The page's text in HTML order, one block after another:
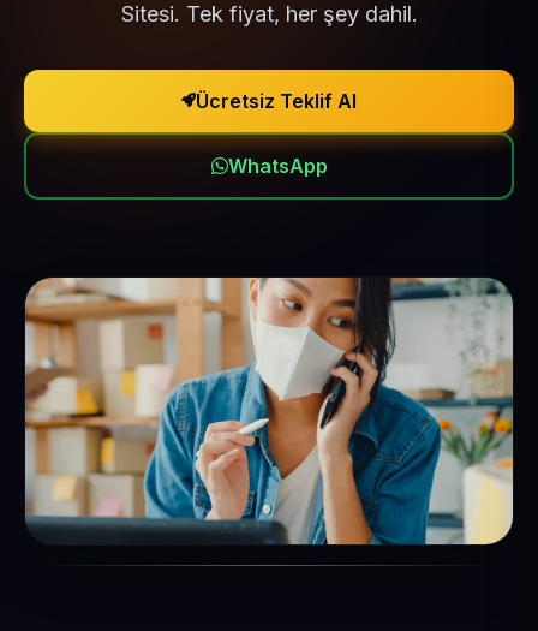
Sitesi. Tek fiyat, her şey dahil.
Ücretsiz Teklif Al
WhatsApp